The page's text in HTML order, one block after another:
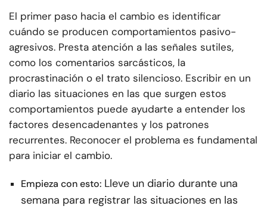
El primer paso hacia el cambio es identificar
cuándo se producen comportamientos pasivo-
agresivos. Presta atención a las señales sutiles,
como los comentarios sarcásticos, la
procrastinación o el trato silencioso. Escribir en un
diario las situaciones en las que surgen estos
comportamientos puede ayudarte a entender los
factores desencadenantes y los patrones
recurrentes. Reconocer el problema es fundamental
para iniciar el cambio.
Empieza con esto: Lleve un diario durante una
semana para registrar las situaciones en las